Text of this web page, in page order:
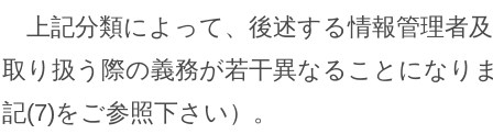
上記分類によって、後述する情報管理者
取り扱う際の義務が若干異なることになり
記(7)をご参照下さい）。